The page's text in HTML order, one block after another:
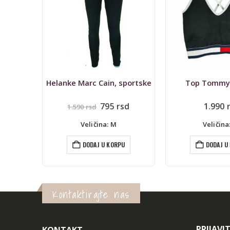
Top Tommy Hilfiger
1.990rsd
Veličina: XS
DODAJ U KORPU
790
DODAJ
Kontaktirajte nas